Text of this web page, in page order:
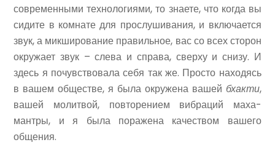
современными технологиями, то знаете, что когда вы
сидите в комнате для прослушивания, и включается
звук, а микширование правильное, вас со всех сторон
окружает звук – слева и справа, сверху и снизу. И
здесь я почувствовала себя так же. Просто находясь
в вашем обществе, я была окружена вашей бхакти,
вашей молитвой, повторением вибраций маха-
мантры, и я была поражена качеством вашего
общения.